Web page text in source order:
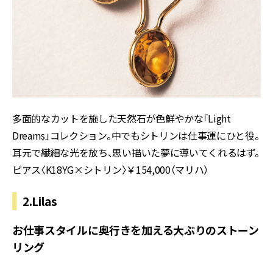
多面的なカットを施した天然石が色鮮やかな「Light
Dreams」コレクション。中でもシトリンは仕事運にひと役。
耳元で繊細な光を放ち、思い描いた夢に導いてくれるはず。
ピアス〈K18YG×シトリン〉￥154,000（マリハ）
2.Lilas
お仕事スタイルに奥行きを加える大ぶりのストーン
リング